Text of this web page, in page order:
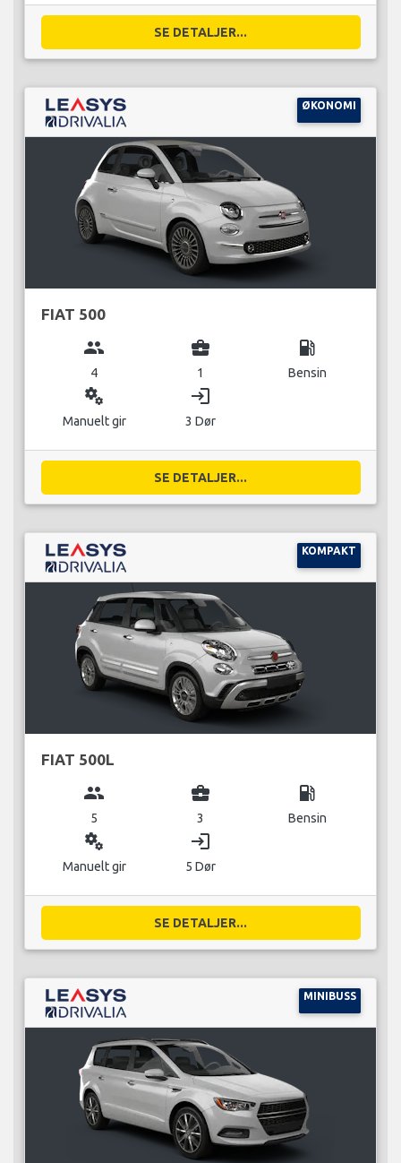
SE DETALJER...
ØKONOMI
FIAT 500
group
4
business_center
1
local_gas_station
Bensin
miscellaneous_services
Manuelt gir
login
3 Dør
SE DETALJER...
KOMPAKT
FIAT 500L
group
5
business_center
3
local_gas_station
Bensin
miscellaneous_services
Manuelt gir
login
5 Dør
SE DETALJER...
MINIBUSS